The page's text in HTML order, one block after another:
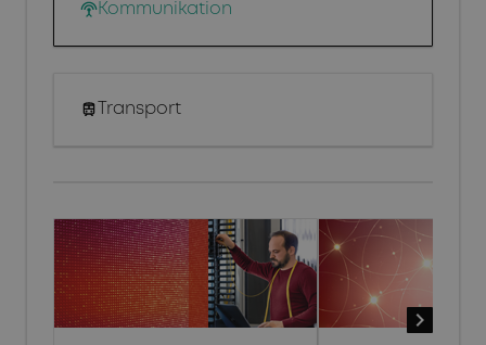
Kommunikation
Transport
navigate_next